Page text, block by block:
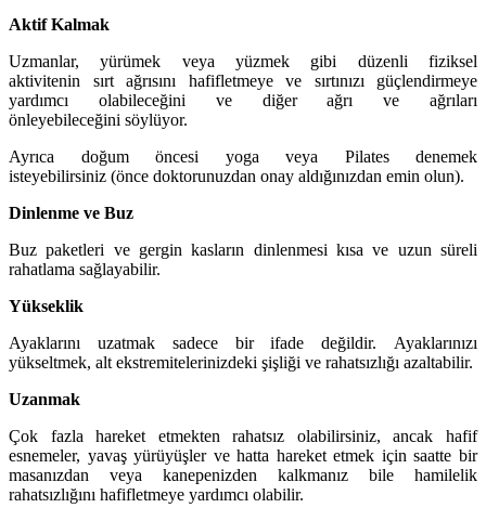
Aktif Kalmak
Uzmanlar, yürümek veya yüzmek gibi düzenli fiziksel
aktivitenin sırt ağrısını hafifletmeye ve sırtınızı güçlendirmeye
yardımcı olabileceğini ve diğer ağrı ve ağrıları
önleyebileceğini söylüyor.
Ayrıca doğum öncesi yoga veya Pilates denemek
isteyebilirsiniz (önce doktorunuzdan onay aldığınızdan emin olun).
Dinlenme ve Buz
Buz paketleri ve gergin kasların dinlenmesi kısa ve uzun süreli
rahatlama sağlayabilir.
Yükseklik
Ayaklarını uzatmak sadece bir ifade değildir. Ayaklarınızı
yükseltmek, alt ekstremitelerinizdeki şişliği ve rahatsızlığı azaltabilir.
Uzanmak
Çok fazla hareket etmekten rahatsız olabilirsiniz, ancak hafif
esnemeler, yavaş yürüyüşler ve hatta hareket etmek için saatte bir
masanızdan veya kanepenizden kalkmanız bile hamilelik
rahatsızlığını hafifletmeye yardımcı olabilir.